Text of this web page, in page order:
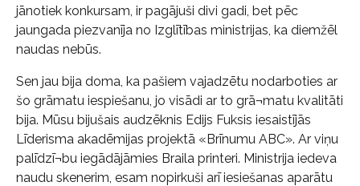
jānotiek konkursam, ir pagājuši divi gadi, bet pēc
jaungada piezvanīja no Izglītības ministrijas, ka diemžēl
naudas nebūs.
Sen jau bija doma, ka pašiem vajadzētu nodarboties ar
šo grāmatu iespiešanu, jo visādi ar to grā¬matu kvalitāti
bija. Mūsu bijušais audzēknis Edijs Fuksis iesaistījās
Līderisma akadēmijas projektā «Brīnumu ABC». Ar viņu
palīdzī¬bu iegādājāmies Braila printeri. Ministrija iedeva
naudu skenerim, esam nopirkuši arī iesiešanas aparātu